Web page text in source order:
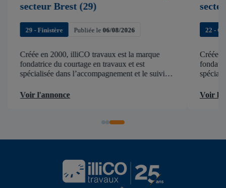
secteur Brest (29)
29 - Finistère Publiée le06/08/2026
Créée en 2000, illiCO travaux est la marque
fondatrice du courtage en travaux et est
spécialisée dans l’accompagnement et le suivi
d’accélérer et de faciliter tous les projets […]
Voir l'annonce
22 -
Créée
Voir